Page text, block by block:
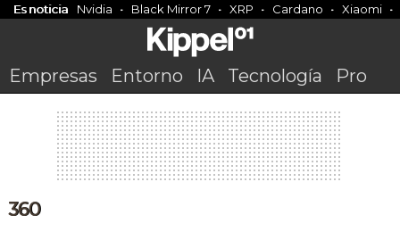
Es noticia Nvidia Black Mirror 7 XRP Cardano Xiaomi
Empresas Entorno IA Tecnología Pro
360